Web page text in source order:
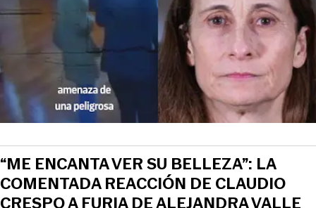
“ME ENCANTA VER SU BELLEZA”: LA
COMENTADA REACCIÓN DE CLAUDIO
CRESPO A FURIA DE ALEJANDRA VALLE